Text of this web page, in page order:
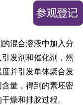
混合溶液中加入分
发剂和催化剂，然
并引发单体聚合发
量，得到的素坯密
燥和排胶过程。